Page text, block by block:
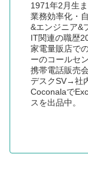
1971年2月生
業務効率化・
&エンジニア&
IT関連の職歴20
家電量販店で
ーのコールセ
携帯電話販売
デスクSV→社
Coconalaで
スを出品中。